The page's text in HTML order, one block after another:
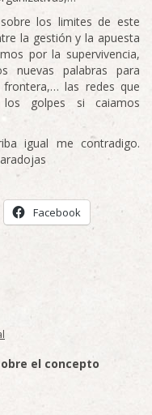
los limites de este
la gestión y la apuesta
por la supervivencia,
nuevas palabras para
las redes que
golpes si caiamos
igual me contradigo.
Facebook
el concepto